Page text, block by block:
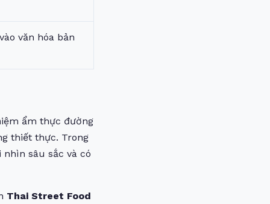
văn hóa bản
ẩm thực đường
thiết thực. Trong
sâu sắc và có
Thai Street Food